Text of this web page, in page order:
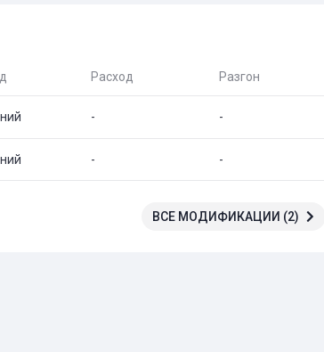
Расход Разгон
- -
- -
ВСЕ МОДИФИКАЦИИ (2)